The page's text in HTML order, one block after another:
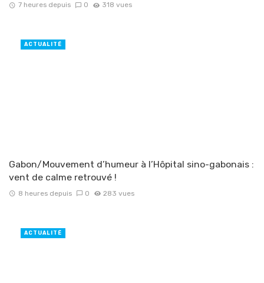
7 heures depuis 0 318 vues
Gabon/Mouvement d’humeur à l’Hôpital sino-gabonais :
vent de calme retrouvé !
8 heures depuis 0 283 vues
ACTUALITÉ
ACTUALITÉ